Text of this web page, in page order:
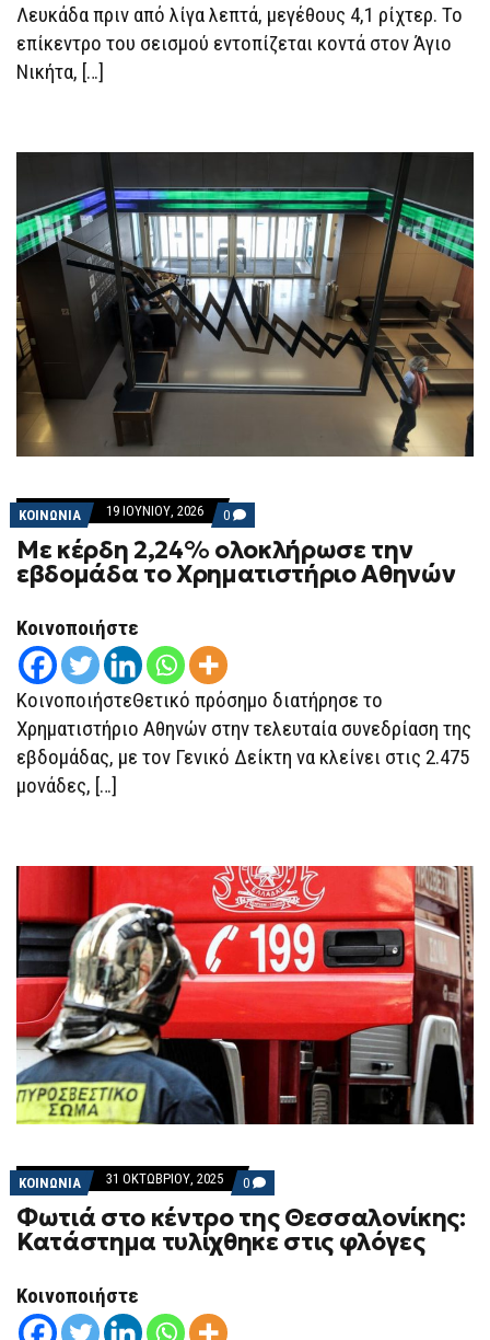
Λευκάδα πριν από λίγα λεπτά, μεγέθους 4,1 ρίχτερ. Το
επίκεντρο του σεισμού εντοπίζεται κοντά στον Άγιο
Νικήτα, […]
ΚΟΙΝΩΝΙΑ 19 ΙΟΥΝΊΟΥ, 2026 0 COMMENTS
ON
ΜΕ
ΚΈΡΔΗ
2,24%
Με κέρδη 2,24% ολοκλήρωσε την
εβδομάδα το Χρηματιστήριο Αθηνών
Κοινοποιήστε
ΚοινοποιήστεΘετικό πρόσημο διατήρησε το
Χρηματιστήριο Αθηνών στην τελευταία συνεδρίαση της
εβδομάδας, με τον Γενικό Δείκτη να κλείνει στις 2.475
μονάδες, […]
ΚΟΙΝΩΝΙΑ 31 ΟΚΤΩΒΡΊΟΥ, 2025 0 COMMENTS
ON
ΦΩΤΙΆ
ΣΤΟ
ΚΈΝΤΡΟ
Φωτιά στο κέντρο της Θεσσαλονίκης:
Κατάστημα τυλίχθηκε στις φλόγες
Κοινοποιήστε